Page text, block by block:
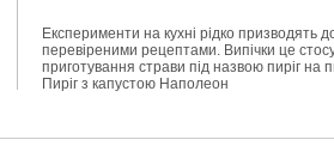
Експерименти на кухні рідко призводять
перевіреними рецептами. Випічки це
приготування страви під назвою пиріг на
Пиріг з капустою Наполеон